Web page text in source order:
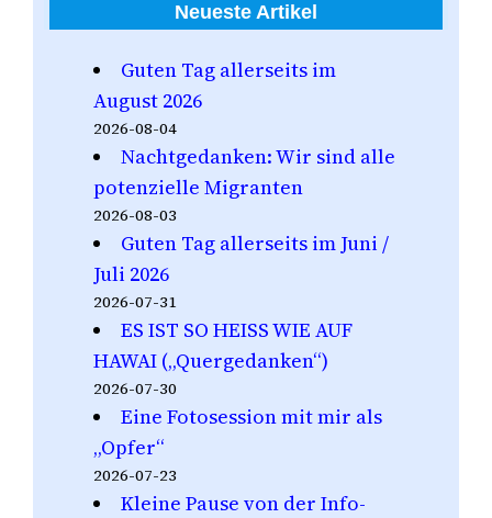
Neueste Artikel
Guten Tag allerseits im
August 2026
2026-08-04
Nachtgedanken: Wir sind alle
potenzielle Migranten
2026-08-03
Guten Tag allerseits im Juni /
Juli 2026
2026-07-31
ES IST SO HEISS WIE AUF
HAWAI („Quergedanken“)
2026-07-30
Eine Fotosession mit mir als
„Opfer“
2026-07-23
Kleine Pause von der Info-